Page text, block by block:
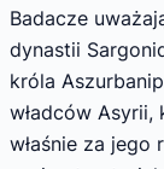
Badacze
dynastii
króla
władców Asyrii,
właśnie za jego